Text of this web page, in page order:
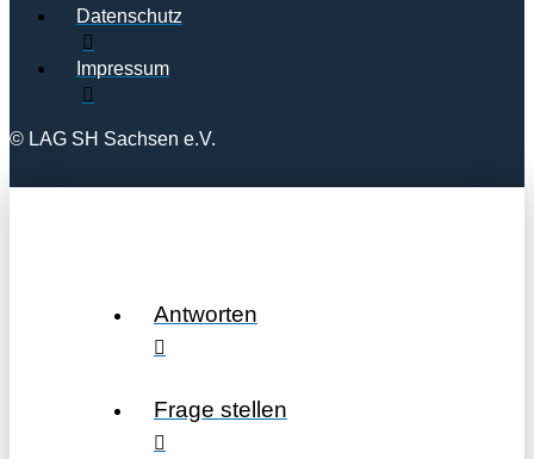
Datenschutz
Impressum
© LAG SH Sachsen e.V.
Antworten
Frage stellen